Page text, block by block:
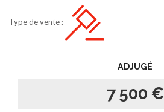
Type de vente :
ADJUGÉ
7 500 €